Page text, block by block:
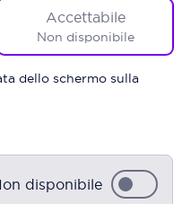
Accettabile
Non disponibile
dello schermo sulla
disponibile